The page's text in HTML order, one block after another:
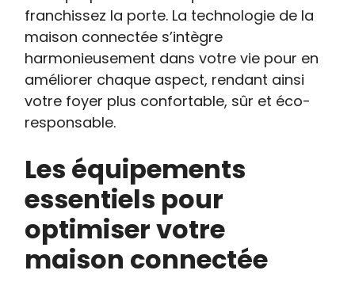
franchissez la porte. La technologie de la
maison connectée s’intègre
harmonieusement dans votre vie pour en
améliorer chaque aspect, rendant ainsi
votre foyer plus confortable, sûr et éco-
responsable.
Les équipements
essentiels pour
optimiser votre
maison connectée